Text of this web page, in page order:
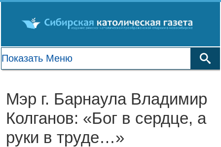
Мэр г. Барнаула Владимир
Колганов: «Бог в сердце, а
руки в труде…»